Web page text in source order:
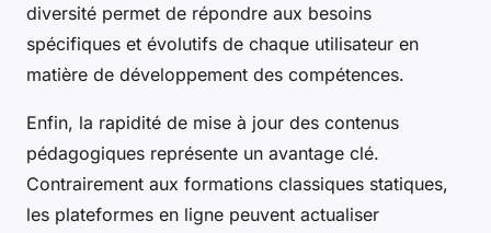
diversité permet de répondre aux besoins
spécifiques et évolutifs de chaque utilisateur en
matière de développement des compétences.
Enfin, la rapidité de mise à jour des contenus
pédagogiques représente un avantage clé.
Contrairement aux formations classiques statiques,
les plateformes en ligne peuvent actualiser